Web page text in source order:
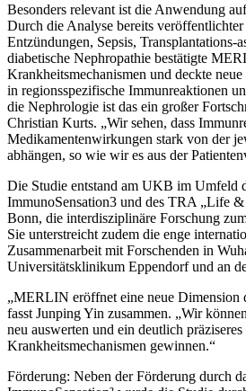
Besonders relevant ist die Anwendung
Durch die Analyse bereits veröffentlichter
Entzündungen, Sepsis, Transplantations-
diabetische Nephropathie bestätigte
Krankheitsmechanismen und deckte
in regionsspezifische Immunreaktionen
die Nephrologie ist das ein großer
Christian Kurts. „Wir sehen, dass
Medikamentenwirkungen stark von der
abhängen, so wie wir es aus der
Die Studie entstand am UKB im Umfeld
ImmunoSensation3 und des TRA „Life
Bonn, die interdisziplinäre Forschung
Sie unterstreicht zudem die enge
Zusammenarbeit mit Forschenden in
Universitätsklinikum Eppendorf und an
„MERLIN eröffnet eine neue Dimension
fasst Junping Yin zusammen. „Wir
neu auswerten und ein deutlich
Krankheitsmechanismen gewinnen.“
Förderung: Neben der Förderung durch